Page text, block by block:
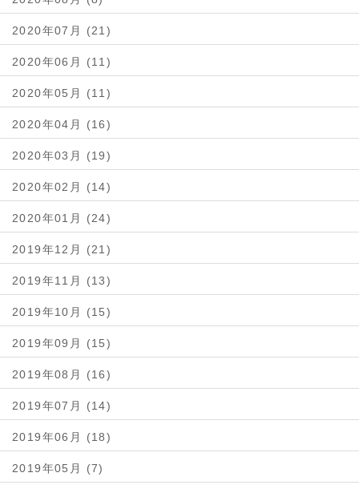
2020年07月 (21)
2020年06月 (11)
2020年05月 (11)
2020年04月 (16)
2020年03月 (19)
2020年02月 (14)
2020年01月 (24)
2019年12月 (21)
2019年11月 (13)
2019年10月 (15)
2019年09月 (15)
2019年08月 (16)
2019年07月 (14)
2019年06月 (18)
2019年05月 (7)